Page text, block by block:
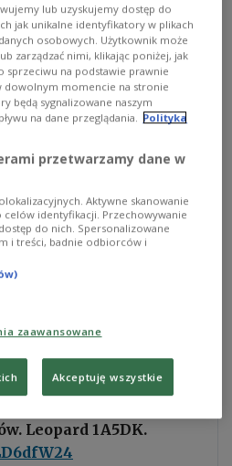
do Niemiec w tym
trenować na 31
dostarczono do Niemiec na
oficjele powiedzieli,
Abrams jest
Zjednoczonych i zostanie
jesienią - napisał Głos
10 tygodni i objąć nie
podczas działań zbrojnych,
Amerykańskie
od początku na
czołgi
radzieckiej.
Leopard 1A5DK.
lub uzyskujemy dostęp do
jak unikalne identyfikatory w plikach
osobowych. Użytkownik może
zarządzać nimi, klikając poniżej, jak
sprzeciwu na podstawie prawnie
dowolnym momencie na stronie
będą sygnalizowane naszym
na dane przeglądania.
Polityka
przetwarzamy dane w
Aktywne skanowanie
celów identyfikacji. Przechowywanie
do nich. Spersonalizowane
i treści, badnie odbiorców i
zaawansowane
Akceptuję wszystkie